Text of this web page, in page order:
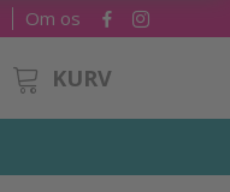
Om os
KURV